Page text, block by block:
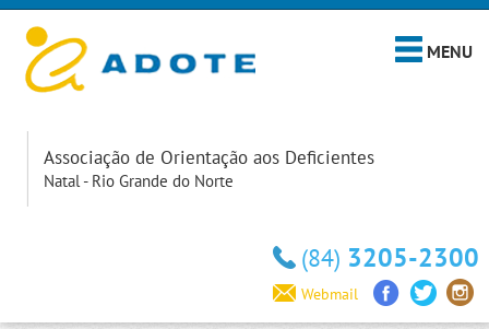
MENU
Associação de Orientação aos Deficientes
Natal - Rio Grande do Norte
(84) 3205-2300
Webmail